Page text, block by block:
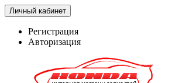
Личный кабинет
Регистрация
Авторизация